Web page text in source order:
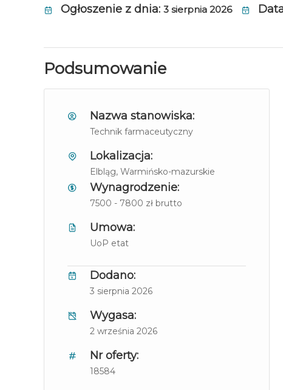
Ogłoszenie z dnia: 3 sierpnia 2026
Podsumowanie
Nazwa stanowiska:
Technik farmaceutyczny
Lokalizacja:
Elbląg, Warmińsko-mazurskie
Wynagrodzenie:
7500 - 7800 zł brutto
Umowa:
UoP etat
Dodano:
3 sierpnia 2026
Wygasa:
2 września 2026
Nr oferty:
18584